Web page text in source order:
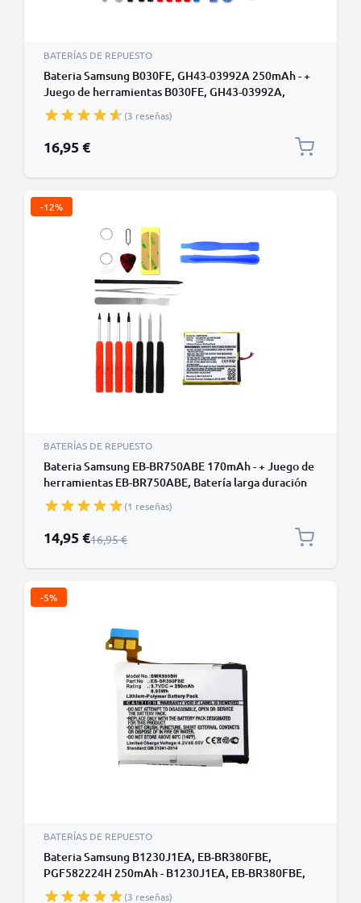
BATERÍAS DE REPUESTO
Bateria Samsung B030FE, GH43-03992A 250mAh - +
Juego de herramientas B030FE, GH43-03992A,
Batería larga duración para smartwatch Samsung
Gear 1 (V700 / SM-V700)
(3 reseñas)
16,95 €
-12%
BATERÍAS DE REPUESTO
Bateria Samsung EB-BR750ABE 170mAh - + Juego de
herramientas EB-BR750ABE, Batería larga duración
para smartwatch Samsung Gear S (SM-R750 / SM-
R750V / SM-R750B / SM-R750D)
(1 reseñas)
Precio especial
14,95 €Precio normal
16,95 €
-5%
BATERÍAS DE REPUESTO
Bateria Samsung B1230J1EA, EB-BR380FBE,
PGF582224H 250mAh - B1230J1EA, EB-BR380FBE,
PGF582224H, Batería larga duración para
(3 reseñas)